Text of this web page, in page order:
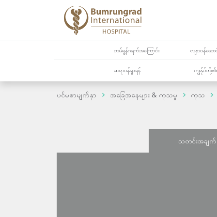
ဘမ်ရွန်ဂရက်အကြောင်း လူနာဝန်ဆော
ဆရာဝန်ရှာရန် ကျွန်ုပ်တို့၏
ပင်မစာမျက်နှာ အခြေအနေများ & ကုသမှု ကုသ
သတင်းအခ